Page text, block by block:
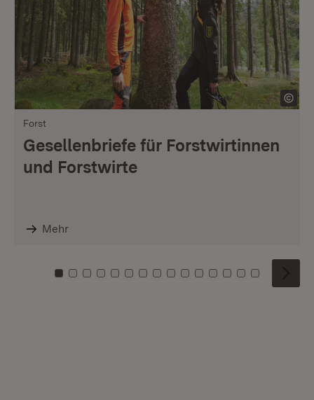
Forst
Gesellenbriefe für Forstwirtinnen
und Forstwirte
Mehr
Zu Kachel: 0
Zu Kachel: 1
Zu Kachel: 2
Zu Kachel: 3
Zu Kachel: 4
Zu Kachel: 5
Zu Kachel: 6
Zu Kachel: 7
Zu Kachel: 8
Zu Kachel: 9
Zu Kachel: 10
Zu Kachel: 11
Zu Kachel: 12
Zu Kachel:
Zu